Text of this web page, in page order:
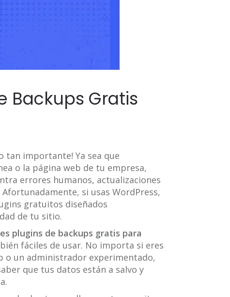
Backups Gratis
tan importante! Ya sea que
o la página web de tu empresa,
errores humanos, actualizaciones
si usas WordPress,
gratuitos diseñados
de tu sitio.
plugins de backups gratis para
fáciles de usar. No importa si eres
o un administrador experimentado,
que tus datos están a salvo y